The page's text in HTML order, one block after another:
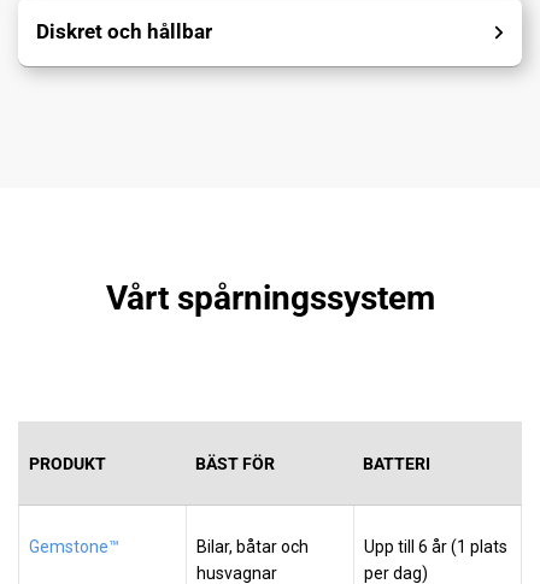
Diskret och hållbar
Vårt spårningssystem
PRODUKT BÄST FÖR BATTERI
Gemstone™
Bilar, båtar och
husvagnar
Upp till 6 år (1 plats
per dag)